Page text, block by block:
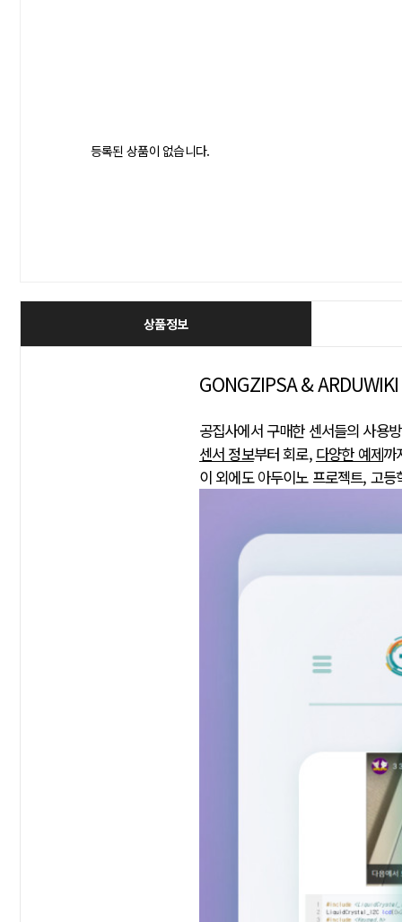
등록된 상품이 없습니다.
상품정보
GONGZIPSA & ARDUWIKI
공집사에서 구매한 센서들의 사용
센서 정보부터 회로, 다양한 예제까
이 외에도 아두이노 프로젝트, 고